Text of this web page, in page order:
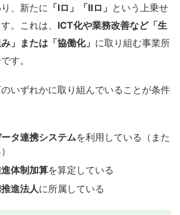
、新たに 「Ⅰロ」「Ⅱロ」 という上乗せ
。これは、 ICT化や業務改善など「生
」または「協働化」 に取り組む事業所
す。
いずれかに取り組んでいることが条件
タ連携システムを利用している（また
体制加算を算定している
進法人に所属している